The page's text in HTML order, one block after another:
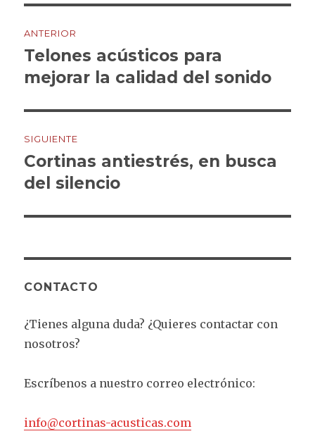
de
entradas
ANTERIOR
Entrada
anterior:
Telones acústicos para
mejorar la calidad del sonido
SIGUIENTE
Entrada
siguiente:
Cortinas antiestrés, en busca
del silencio
CONTACTO
¿Tienes alguna duda? ¿Quieres contactar con
nosotros?
Escríbenos a nuestro correo electrónico:
info@cortinas-acusticas.com